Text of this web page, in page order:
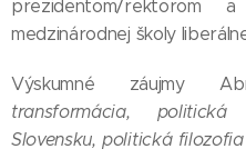
prezidentom/rektorom
medzinárodnej školy
Výskumné záujmy
transformácia,
Slovensku, politická